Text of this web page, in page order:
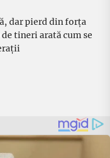
dar pierd din forța
tineri arată cum se